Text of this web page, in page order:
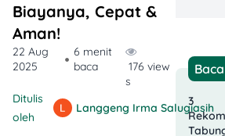
Biayanya, Cepat &
Aman!
22 Aug
2025
6 menit
baca
176 view
s
Ditulis
oleh
Langgeng Irma Salugiasih
3